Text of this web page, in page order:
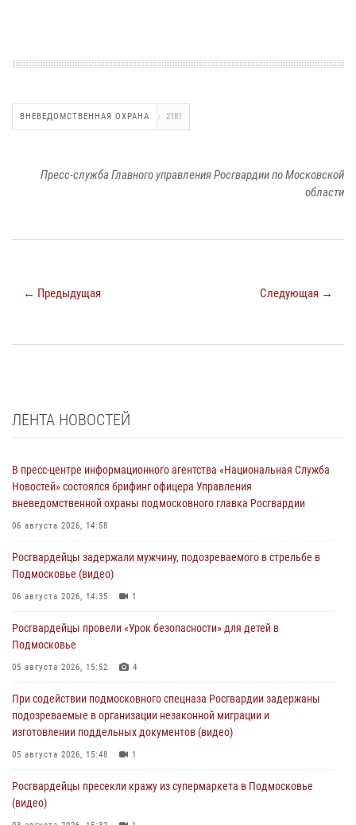
ВНЕВЕДОМСТВЕННАЯ ОХРАНА 2181
Пресс-служба Главного управления Росгвардии по Московской
области
← Предыдущая Следующая →
ЛЕНТА НОВОСТЕЙ
В пресс-центре информационного агентства «Национальная Служба
Новостей» состоялся брифинг офицера Управления
вневедомственной охраны подмосковного главка Росгвардии
06 августа 2026, 14:58
Росгвардейцы задержали мужчину, подозреваемого в стрельбе в
Подмосковье (видео)
06 августа 2026, 14:35 1
Росгвардейцы провели «Урок безопасности» для детей в
Подмосковье
05 августа 2026, 15:52 4
При содействии подмосковного спецназа Росгвардии задержаны
подозреваемые в организации незаконной миграции и
изготовлении поддельных документов (видео)
05 августа 2026, 15:48 1
Росгвардейцы пресекли кражу из супермаркета в Подмосковье
(видео)